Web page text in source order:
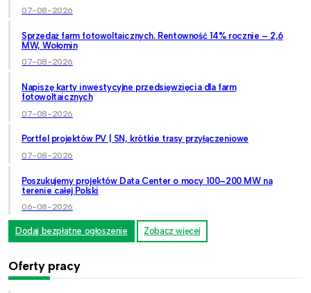
07-08-2026
Sprzedaż farm fotowoltaicznych. Rentowność 14% rocznie – 2,6
MW, Wołomin
07-08-2026
Napiszę karty inwestycyjne przedsięwzięcia dla farm
fotowoltaicznych
07-08-2026
Portfel projektów PV | SN, krótkie trasy przyłączeniowe
07-08-2026
Poszukujemy projektów Data Center o mocy 100–200 MW na
terenie całej Polski
06-08-2026
Dodaj bezpłatne ogłoszenie Zobacz więcej
Oferty pracy